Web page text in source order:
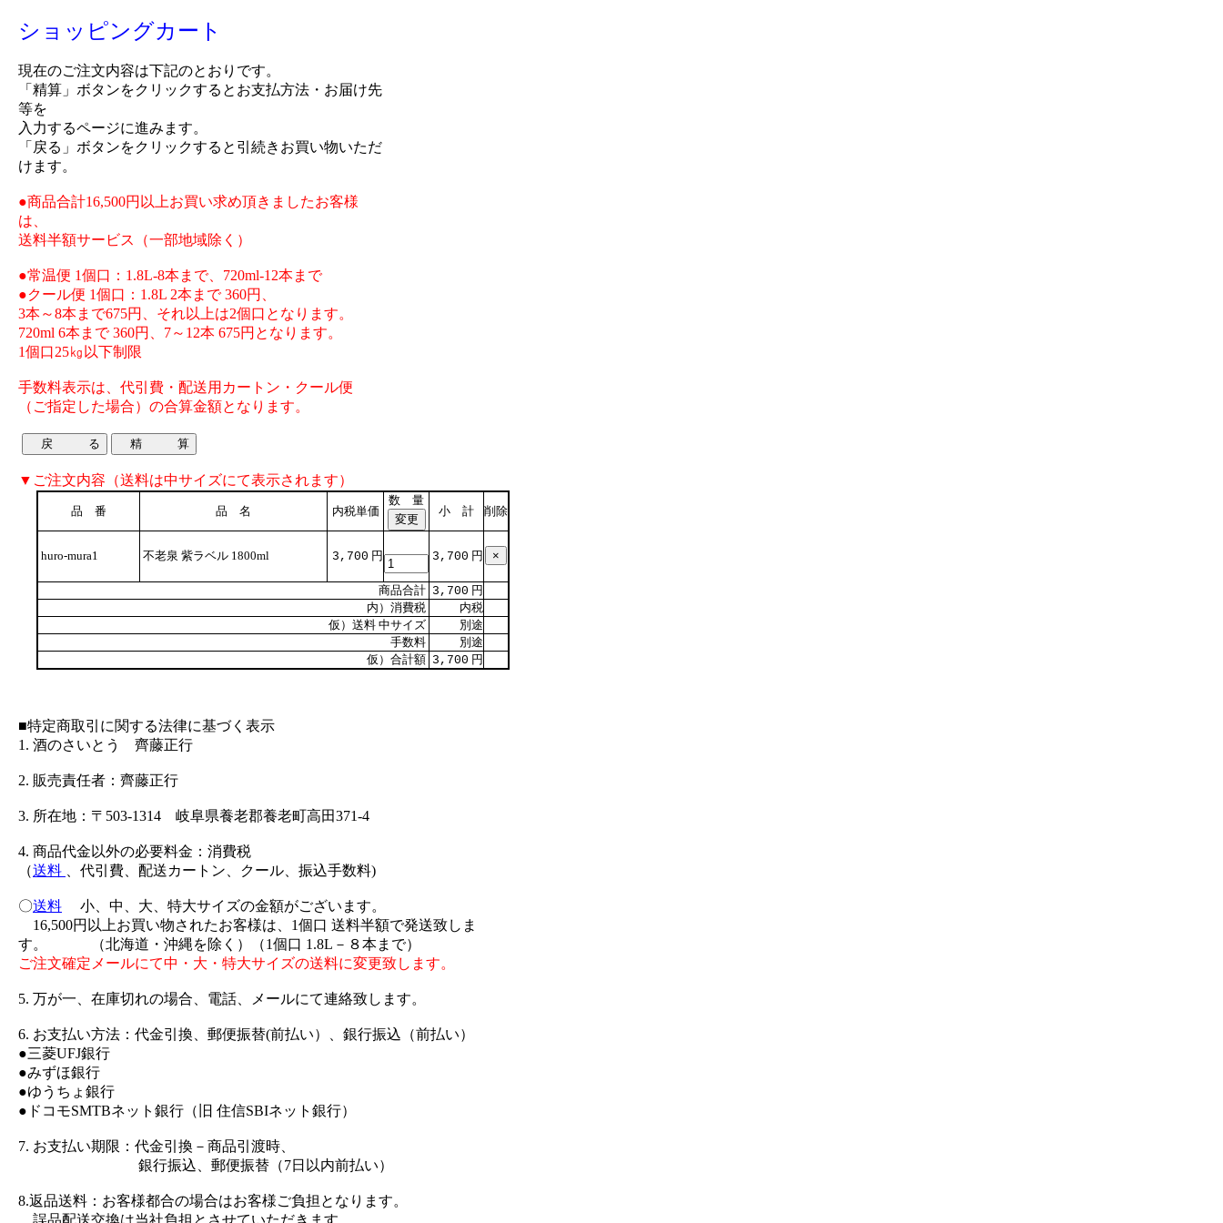
ショッピングカート
現在のご注文内容は下記のとおりです。
「精算」ボタンをクリックするとお支払方法・お届け先
等を
入力するページに進みます。
「戻る」ボタンをクリックすると引続きお買い物いただ
けます。
●商品合計16,500円以上お買い求め頂きましたお客様
は、
送料半額サービス（一部地域除く）
●常温便 1個口：1.8L-8本まで、720ml-12本まで
●クール便 1個口：1.8L 2本まで 360円、
3本～8本まで675円、それ以上は2個口となります。
720ml 6本まで 360円、7～12本 675円となります。
1個口25㎏以下制限
手数料表示は、代引費・配送用カートン・クール便
（ご指定した場合）の合算金額となります。
▼ご注文内容（送料は中サイズにて表示されます）
品 番 品 名 内税単価
数 量
小 計
削除
huro-mura1 不老泉 紫ラベル 1800ml 3,700 円 3,700 円
商品合計 3,700 円
内）消費税
内税
仮）送料 中サイズ
別途
手数料
別途
仮）合計額 3,700 円
■特定商取引に関する法律に基づく表示
1. 酒のさいとう 齊藤正行
2. 販売責任者：齊藤正行
3. 所在地：〒503-1314 岐阜県養老郡養老町高田371-4
4. 商品代金以外の必要料金：消費税
（送料 、代引費、配送カートン、クール、振込手数料)
〇送料 小、中、大、特大サイズの金額がございます。
16,500円以上お買い物されたお客様は、1個口 送料半額で発送致しま
す。 （北海道・沖縄を除く）（1個口 1.8L－８本まで）
ご注文確定メールにて中・大・特大サイズの送料に変更致します。
5. 万が一、在庫切れの場合、電話、メールにて連絡致します。
6. お支払い方法：代金引換、郵便振替(前払い）、銀行振込（前払い）
●三菱UFJ銀行
●みずほ銀行
●ゆうちょ銀行
●ドコモSMTBネット銀行（旧 住信SBIネット銀行）
7. お支払い期限：代金引換－商品引渡時、
銀行振込、郵便振替（7日以内前払い）
8.返品送料：お客様都合の場合はお客様ご負担となります。
誤品配送交換は当社負担とさせていただきます。